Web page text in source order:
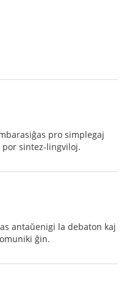
pro simplegaj
sintez-lingviloj.
antaŭenigi la debaton kaj
ĝin.